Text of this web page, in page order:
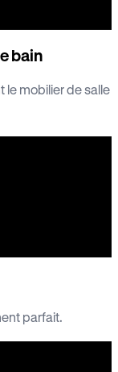
bain
le mobilier de salle
parfait.